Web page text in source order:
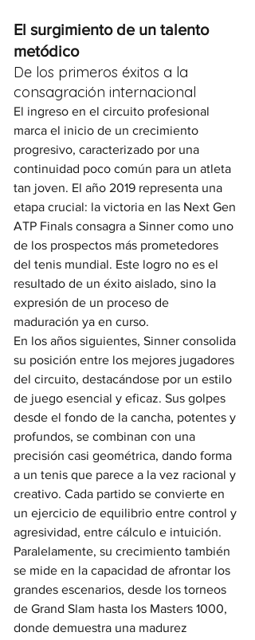
El surgimiento de un talento
metódico
De los primeros éxitos a la
consagración internacional
El ingreso en el circuito profesional
marca el inicio de un crecimiento
progresivo, caracterizado por una
continuidad poco común para un atleta
tan joven. El año 2019 representa una
etapa crucial: la victoria en las Next Gen
ATP Finals consagra a Sinner como uno
de los prospectos más prometedores
del tenis mundial. Este logro no es el
resultado de un éxito aislado, sino la
expresión de un proceso de
maduración ya en curso.
En los años siguientes, Sinner consolida
su posición entre los mejores jugadores
del circuito, destacándose por un estilo
de juego esencial y eficaz. Sus golpes
desde el fondo de la cancha, potentes y
profundos, se combinan con una
precisión casi geométrica, dando forma
a un tenis que parece a la vez racional y
creativo. Cada partido se convierte en
un ejercicio de equilibrio entre control y
agresividad, entre cálculo e intuición.
Paralelamente, su crecimiento también
se mide en la capacidad de afrontar los
grandes escenarios, desde los torneos
de Grand Slam hasta los Masters 1000,
donde demuestra una madurez